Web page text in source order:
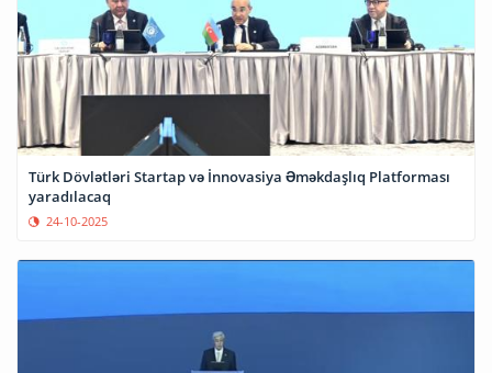
Türk Dövlətləri Startap və İnnovasiya Əməkdaşlıq Platforması
yaradılacaq
24-10-2025